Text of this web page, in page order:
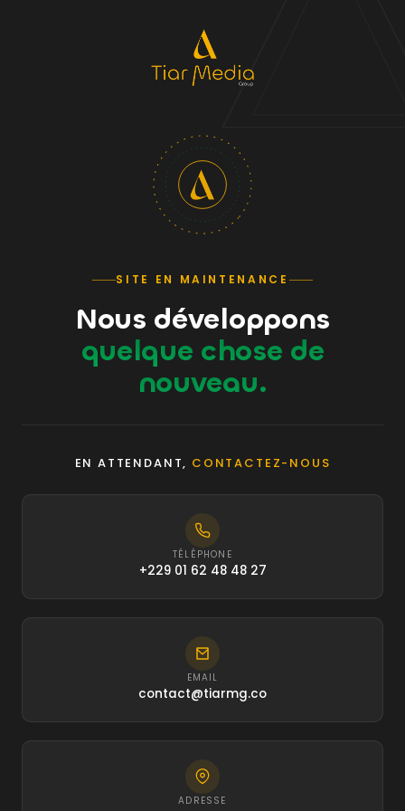
SITE EN MAINTENANCE
Nous développons
quelque chose de
nouveau.
EN ATTENDANT, CONTACTEZ-NOUS
TÉLÉPHONE
+229 01 62 48 48 27
EMAIL
contact@tiarmg.co
ADRESSE